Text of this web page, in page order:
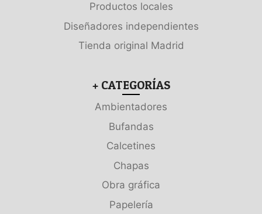
Productos locales
Diseñadores independientes
Tienda original Madrid
+ CATEGORÍAS
Ambientadores
Bufandas
Calcetines
Chapas
Obra gráfica
Papelería